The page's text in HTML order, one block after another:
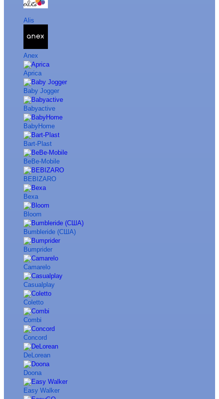
Alis
Anex
Aprica
Baby Jogger
Babyactive
BabyHome
Bart-Plast
BeBe-Mobile
BEBIZARO
Bexa
Bloom
Bumbleride (США)
Bumprider
Camarelo
Casualplay
Coletto
Combi
Concord
DeLorean
Doona
Easy Walker